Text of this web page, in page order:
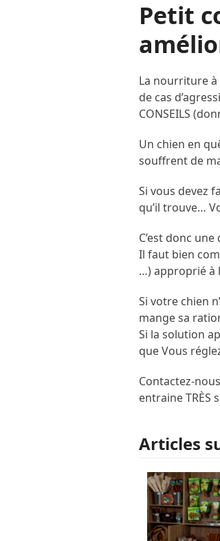
Petit
La nourriture
de cas
CONSEILS
Un chien en
souffrent de
Si vous devez
qu’il trouve…
C’est donc
Il faut bien
…) approprié à
Si votre chien
mange sa
Si la solution
que Vous
Contactez-
entraine
Articles